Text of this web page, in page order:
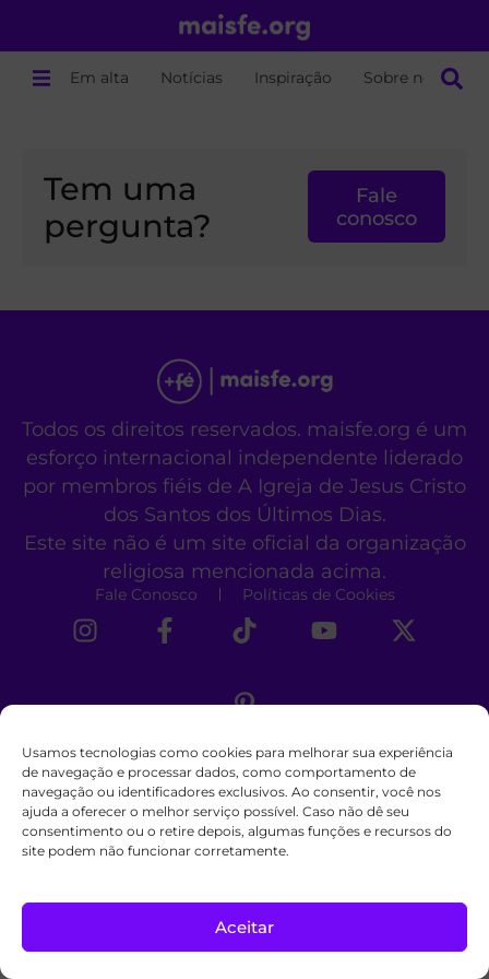
Usamos tecnologias como cookies para melhorar sua experiência
de navegação e processar dados, como comportamento de
navegação ou identificadores exclusivos. Ao consentir, você nos
ajuda a oferecer o melhor serviço possível. Caso não dê seu
consentimento ou o retire depois, algumas funções e recursos do
site podem não funcionar corretamente.
Aceitar
Em alta Notícias Inspiração Sobre nós
Tem uma
pergunta?
Fale
conosco
Todos os direitos reservados. maisfe.org é um
esforço internacional independente liderado
por membros fiéis de A Igreja de Jesus Cristo
dos Santos dos Últimos Dias.
Este site não é um site oficial da organização
religiosa mencionada acima.
Fale Conosco Políticas de Cookies